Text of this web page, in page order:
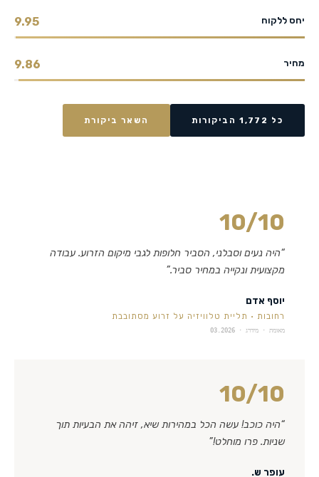
יחס ללקוח 9.95
מחיר 9.86
כל 1,772 הביקורות השאר ביקורת
10/10
“היה נעים וסבלני, הסביר חלופות לגבי מיקום הזרוע. עבודה
מקצועית ונקייה במחיר סביר.”
יוסף אדם
רחובות · תליית טלוויזיה על זרוע מסתובבת
מאומת · מידרג · 03.2026
10/10
“היה כוכב! עשה הכל במהירות שיא, זיהה את הבעיות תוך
שניות. פרו מוחלט!”
עופר ש.